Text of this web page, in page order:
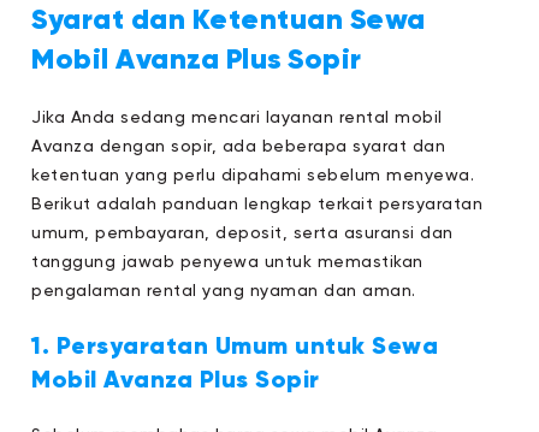
Syarat dan Ketentuan Sewa
Mobil Avanza Plus Sopir
Jika Anda sedang mencari layanan rental mobil
Avanza dengan sopir, ada beberapa syarat dan
ketentuan yang perlu dipahami sebelum menyewa.
Berikut adalah panduan lengkap terkait persyaratan
umum, pembayaran, deposit, serta asuransi dan
tanggung jawab penyewa untuk memastikan
pengalaman rental yang nyaman dan aman.
1. Persyaratan Umum untuk Sewa
Mobil Avanza Plus Sopir